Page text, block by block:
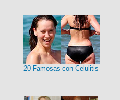
20 Famosas con Celulitis